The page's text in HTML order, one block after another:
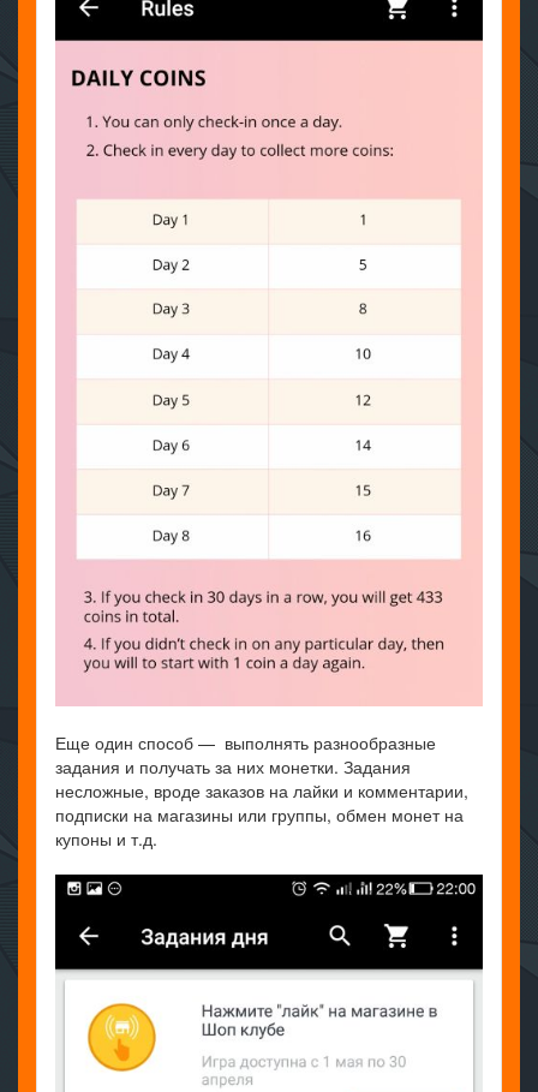
Еще один способ — выполнять разнообразные
задания и получать за них монетки. Задания
несложные, вроде заказов на лайки и комментарии,
подписки на магазины или группы, обмен монет на
купоны и т.д.